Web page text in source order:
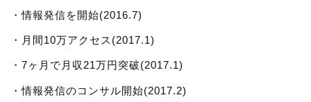
・情報発信を開始(2016.7)
・月間10万アクセス(2017.1)
・7ヶ月で月収21万円突破(2017.1)
・情報発信のコンサル開始(2017.2)